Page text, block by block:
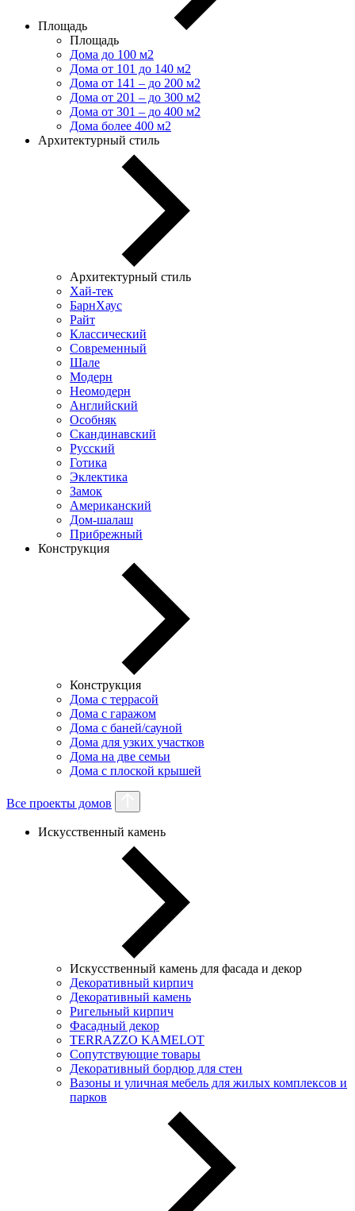
Площадь
Площадь
Дома до 100 м2
Дома от 101 до 140 м2
Дома от 141 – до 200 м2
Дома от 201 – до 300 м2
Дома от 301 – до 400 м2
Дома более 400 м2
Архитектурный стиль
Архитектурный стиль
Хай-тек
БарнХаус
Райт
Классический
Современный
Шале
Модерн
Неомодерн
Английский
Особняк
Скандинавский
Русский
Готика
Эклектика
Замок
Американский
Дом-шалаш
Прибрежный
Конструкция
Конструкция
Дома с террасой
Дома с гаражом
Дома с баней/сауной
Дома для узких участков
Дома на две семьи
Дома с плоской крышей
Все проекты домов
Искусственный камень
Искусственный камень для фасада и декор
Декоративный кирпич
Декоративный камень
Ригельный кирпич
Фасадный декор
TERRAZZO KAMELOT
Сопутствующие товары
Декоративный бордюр для стен
Вазоны и уличная мебель для жилых комплексов и
парков